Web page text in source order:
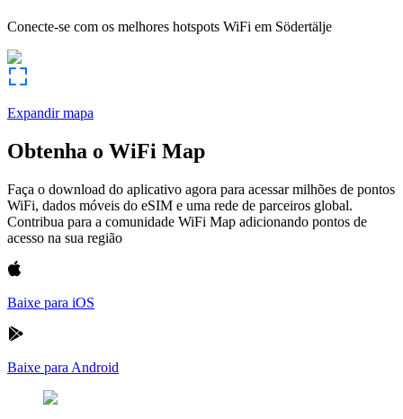
Conecte-se com os melhores hotspots WiFi em Södertälje
Expandir mapa
Obtenha o WiFi Map
Faça o download do aplicativo agora para acessar milhões de pontos
WiFi, dados móveis do eSIM e uma rede de parceiros global.
Contribua para a comunidade WiFi Map adicionando pontos de
acesso na sua região
Baixe para iOS
Baixe para Android